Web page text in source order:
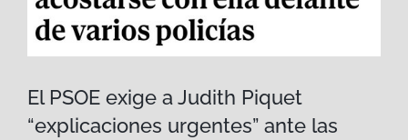
El PSOE exige a Judith Piquet
“explicaciones urgentes” ante las